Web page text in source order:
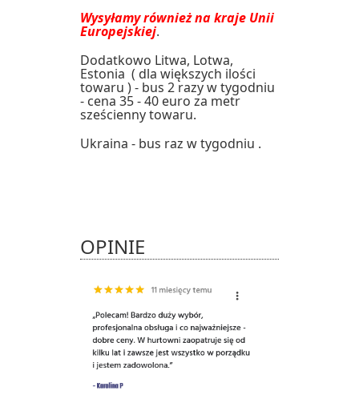
Wysyłamy również na kraje Unii
Europejskiej.
Dodatkowo Litwa, Lotwa,
Estonia ( dla większych ilości
towaru ) - bus 2 razy w tygodniu
- cena 35 - 40 euro za metr
sześcienny towaru.
Ukraina - bus raz w tygodniu .
OPINIE